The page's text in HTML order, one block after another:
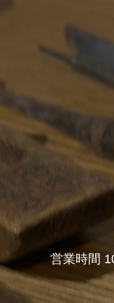
営業時間